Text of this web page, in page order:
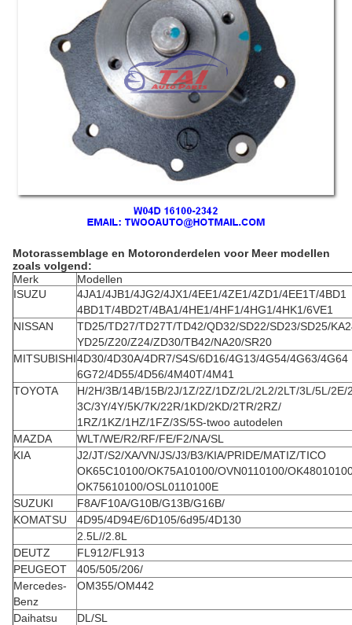
Motorassemblage en Motoronderdelen voor Meer modellen
zoals volgend:
Merk
Modellen
ISUZU
4JA1/4JB1/4JG2/4JX1/4EE1/4ZE1/4ZD1/4EE1T/4BD1
4BD1T/4BD2T/4BA1/4HE1/4HF1/4HG1/4HK1/6VE1
NISSAN
TD25/TD27/TD27T/TD42/QD32/SD22/SD23/SD25/
YD25/Z20/Z24/ZD30/TB42/NA20/SR20
MITSUBISHI4D30/4D30A/4DR7/S4S/6D16/4G13/4G54/4G63/4G64
6G72/4D55/4D56/4M40T/4M41
TOYOTA
H/2H/3B/14B/15B/2J/1Z/2Z/1DZ/2L/2L2/2LT/3L/5L/2E/
3C/3Y/4Y/5K/7K/22R/1KD/2KD/2TR/2RZ/
1RZ/1KZ/1HZ/1FZ/3S/5S-twoo autodelen
MAZDA
WLT/WE/R2/RF/FE/F2/NA/SL
KIA
J2/JT/S2/XA/VN/JS/J3/B3/KIA/PRIDE/MATIZ/TICO
OK65C10100/OK75A10100/OVN0110100/
OK75610100/OSL0110100E
SUZUKI
F8A/F10A/G10B/G13B/G16B/
KOMATSU
4D95/4D94E/6D105/6d95/4D130
2.5L//2.8L
DEUTZ
FL912/FL913
PEUGEOT
405/505/206/
Mercedes-
Benz
OM355/OM442
Daihatsu DL/SL